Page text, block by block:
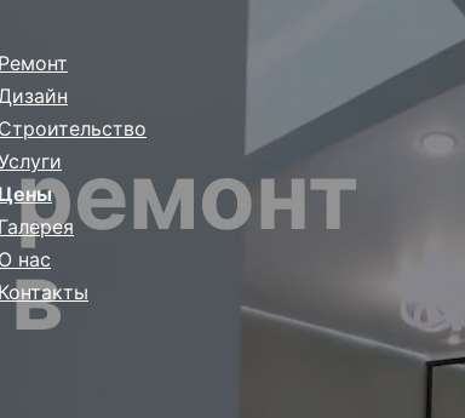
Ремонт
Строительство
Цены
Галерея
О нас
Контакты